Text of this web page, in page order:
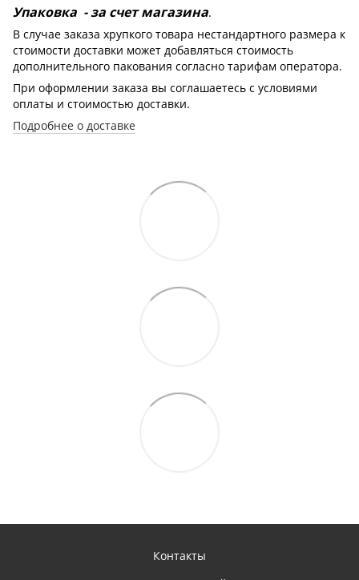
Упаковка - за счет магазина.
В случае заказа хрупкого товара нестандартного размера к
стоимости доставки может добавляться стоимость
дополнительного пакования согласно тарифам оператора.
При оформлении заказа вы соглашаетесь с условиями
оплаты и стоимостью доставки.
Подробнее о доставке
Контакты